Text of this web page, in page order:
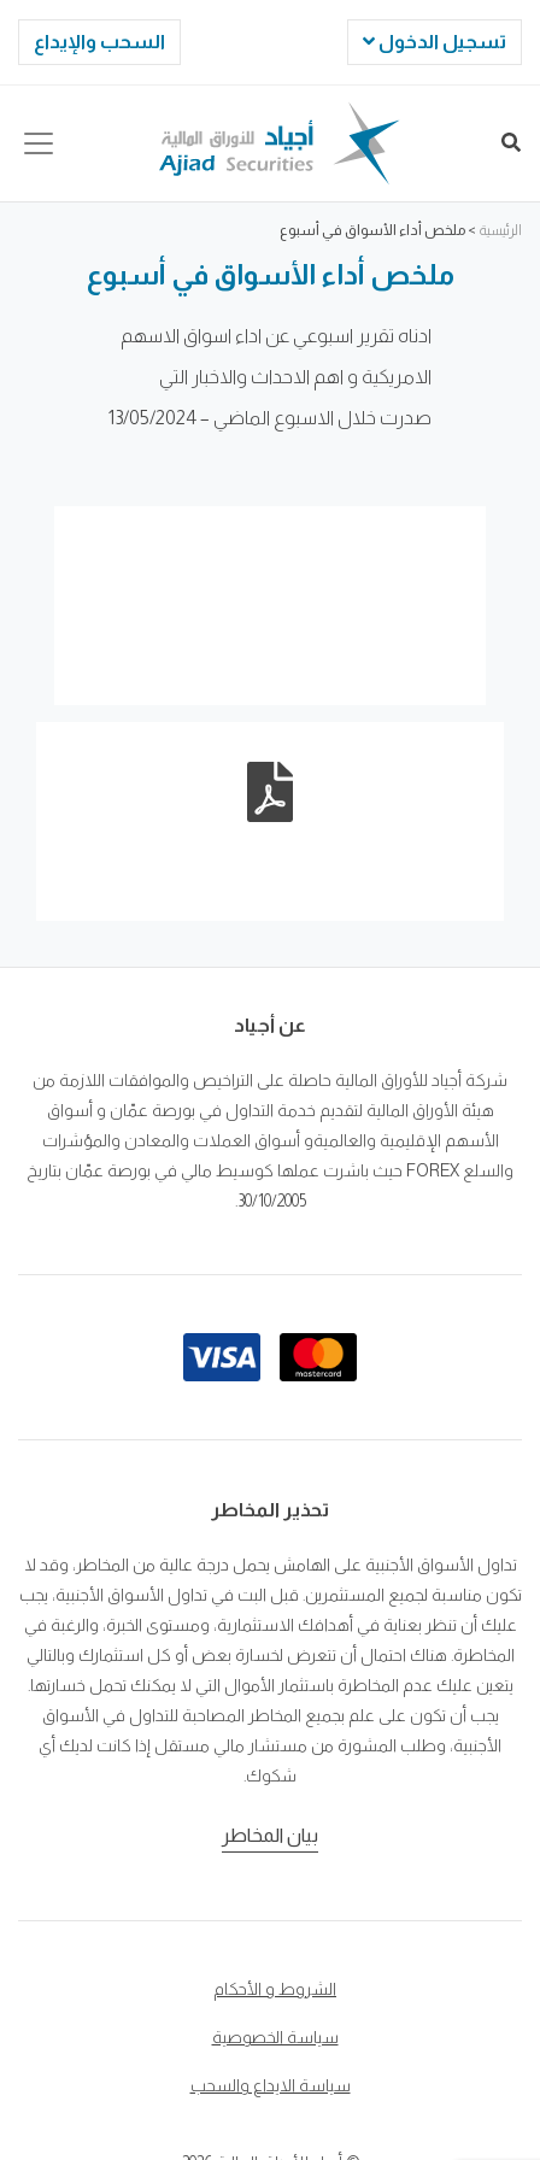
السحب والإيداع تسجيل الدخول
الرئيسية > ملخص أداء الأسواق في أسبوع
ملخص أداء الأسواق في أسبوع
ادناه تقرير اسبوعي عن اداء اسواق الاسهم
الامريكية و اهم الاحداث والاخبار التي
صدرت خلال الاسبوع الماضي – 13/05/2024
عن أجياد
شركة أجياد للأوراق المالية حاصلة على التراخيص والموافقات اللازمة من
هيئة الأوراق المالية لتقديم خدمة التداول في بورصة عمّان و أسواق
الأسهم الإقليمية والعالميةو أسواق العملات والمعادن والمؤشرات
والسلع FOREX حيث باشرت عملها كوسيط مالي في بورصة عمّان بتاريخ
30/10/2005.
تحذير المخاطر
تداول الأسواق الأجنبية على الهامش يحمل درجة عالية من المخاطر، وقد لا
تكون مناسبة لجميع المستثمرين. قبل البت في تداول الأسواق الأجنبية، يجب
عليك أن تنظر بعناية في أهدافك الاستثمارية، ومستوى الخبرة، والرغبة في
المخاطرة. هناك احتمال أن تتعرض لخسارة بعض أو كل استثمارك وبالتالي
يتعين عليك عدم المخاطرة باستثمار الأموال التي لا يمكنك تحمل خسارتها.
يجب أن تكون على علم بجميع المخاطر المصاحبة للتداول في الأسواق
الأجنبية، وطلب المشورة من مستشار مالي مستقل إذا كانت لديك أي
شكوك.
بيان المخاطر
الشروط و الأحكام
سياسة الخصوصية
سياسة الايداع والسحب